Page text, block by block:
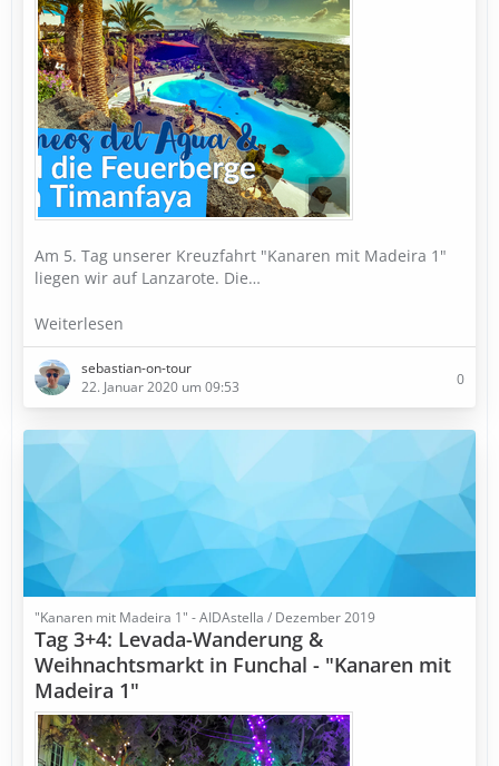
Am 5. Tag unserer Kreuzfahrt "Kanaren mit Madeira 1"
liegen wir auf Lanzarote. Die…
Weiterlesen
sebastian-on-tour
22. Januar 2020 um 09:53
0
"Kanaren mit Madeira 1" - AIDAstella / Dezember 2019
Tag 3+4: Levada-Wanderung &
Weihnachtsmarkt in Funchal - "Kanaren mit
Madeira 1"